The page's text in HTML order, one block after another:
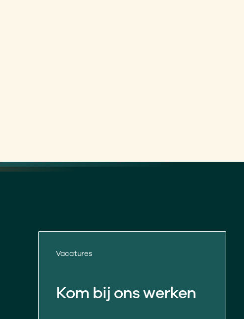
Vacatures
Kom bij ons werken